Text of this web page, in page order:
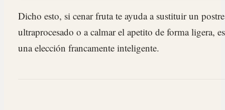
Dicho esto, si cenar fruta te ayuda a sustituir un postre
ultraprocesado o a calmar el apetito de forma ligera, es
una elección francamente inteligente.